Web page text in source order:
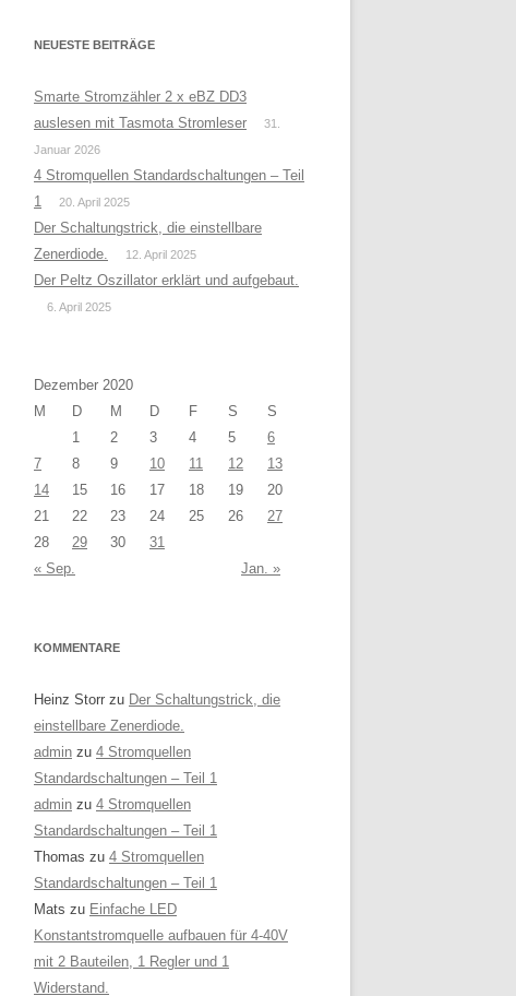
NEUESTE BEITRÄGE
Smarte Stromzähler 2 x eBZ DD3
auslesen mit Tasmota Stromleser
31.
Januar 2026
4 Stromquellen Standardschaltungen – Teil
1
20. April 2025
Der Schaltungstrick, die einstellbare
Zenerdiode.
12. April 2025
Der Peltz Oszillator erklärt und aufgebaut.
6. April 2025
Dezember 2020
M
D M D F S
S
1
2 3 4 5
6
7
8 9 10 11 12
13
14
15 16 17 18 19
20
21
22 23 24 25 26
27
28
29 30
31
« Sep.
Jan. »
KOMMENTARE
Heinz Storr zu Der Schaltungstrick, die
einstellbare Zenerdiode.
admin zu 4 Stromquellen
Standardschaltungen – Teil 1
admin zu 4 Stromquellen
Standardschaltungen – Teil 1
Thomas zu 4 Stromquellen
Standardschaltungen – Teil 1
Mats zu Einfache LED
Konstantstromquelle aufbauen für 4-40V
mit 2 Bauteilen, 1 Regler und 1
Widerstand.